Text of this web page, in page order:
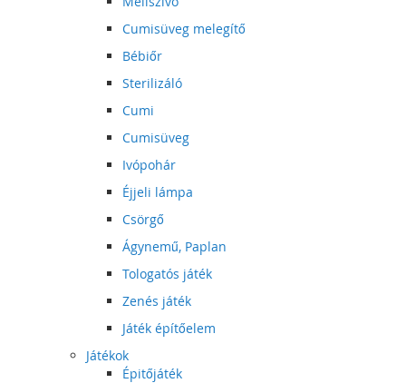
Cumisüveg melegítő
Bébiőr
Sterilizáló
Cumi
Cumisüveg
Ivópohár
Éjjeli lámpa
Csörgő
Ágynemű, Paplan
Tologatós játék
Zenés játék
Játék építőelem
Játékok
Épitőjáték